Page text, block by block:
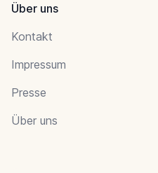
Über uns
Kontakt
Impressum
Presse
Über uns